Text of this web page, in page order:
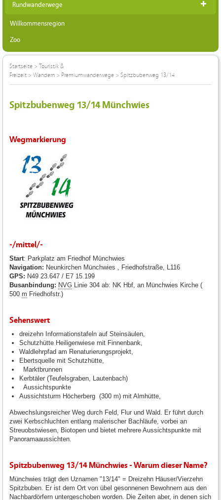
Rundwanderwege
Willkommensregion
Zoo
Startseite > Touristik &
Freizeit > Wandern > Premiumwanderwege > Spitzbubenweg 13/14
Spitzbubenweg 13/14 Münchwies
Wegmarkierung
-/mittel/-
Start: Parkplatz am Friedhof Münchwies
Navigation: Neunkirchen Münchwies , Friedhofstraße, L116
GPS: N49 23.647 / E7 15.199
Busanbindung: NVG Linie 304 ab: NK Hbf, an Münchwies Kirche (
500 m Friedhofstr.)
Sehenswert
dreizehn Informationstafeln auf Steinsäulen,
Schutzhütte Heiligenwiese mit Finnenbank,
Waldlehrpfad am Renaturierungsprojekt,
Ebertsquelle mit Schutzhütte,
Marktbrunnen
Kerbtäler (Teufelsgraben, Lautenbach)
Aussichtspunkte
Aussichtsturm Höcherberg (300 m) mit Almhütte,
Abwechslungsreicher Weg durch Feld, Flur und Wald. Er führt durch
zwei Kerbschluchten entlang malerischer Bachläufe, vorbei an
Streuobstwiesen, Biotopen und bietet mehrere Aussichtspunkte mit
Panoramaaussichten.
Spitzbubenweg 13/14 Münchwies - Warum dieser Name?
Münchwies trägt den Uznamen "13/14" = Dreizehn Häuser/Vierzehn
Spitzbuben. Er ist dem Ort von übel gesonnenen Bewohnern aus den
Nachbardörfern untergeschoben worden. Die Zeiten aber, in denen sich